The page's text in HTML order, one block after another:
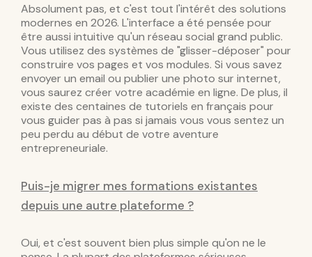
Absolument pas, et c'est tout l'intérêt des solutions
modernes en 2026. L'interface a été pensée pour
être aussi intuitive qu'un réseau social grand public.
Vous utilisez des systèmes de "glisser-déposer" pour
construire vos pages et vos modules. Si vous savez
envoyer un email ou publier une photo sur internet,
vous saurez créer votre académie en ligne. De plus, il
existe des centaines de tutoriels en français pour
vous guider pas à pas si jamais vous vous sentez un
peu perdu au début de votre aventure
entrepreneuriale.
Puis-je migrer mes formations existantes
depuis une autre plateforme ?
Oui, et c'est souvent bien plus simple qu'on ne le